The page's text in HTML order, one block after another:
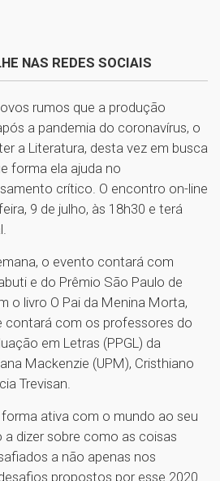
NAS REDES SOCIAIS
rumos que a produção
a pandemia do coronavírus, o
a Literatura, desta vez em busca
forma ela ajuda no
crítico. O encontro on-line
9 de julho, às 18h30 e terá
o evento contará com
e do Prêmio São Paulo de
o livro O Pai da Menina Morta,
contará com os professores do
em Letras (PPGL) da
Mackenzie (UPM), Cristhiano
Trevisan.
forma ativa com o mundo ao seu
a dizer sobre como as coisas
a não apenas nos
propostos por esse 2020